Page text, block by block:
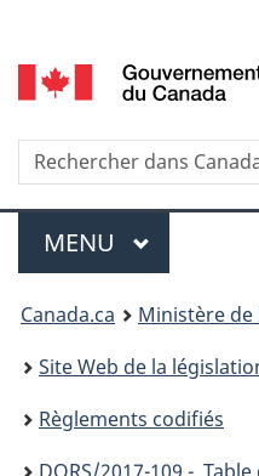
selection
Recherche
Menu
MENU PRINCIPAL
You
are
here:
Canada.ca
Ministère de
Site Web de la
Règlements codifiés